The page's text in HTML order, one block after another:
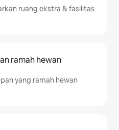
ruang ekstra & fasilitas
ramah hewan
yang ramah hewan